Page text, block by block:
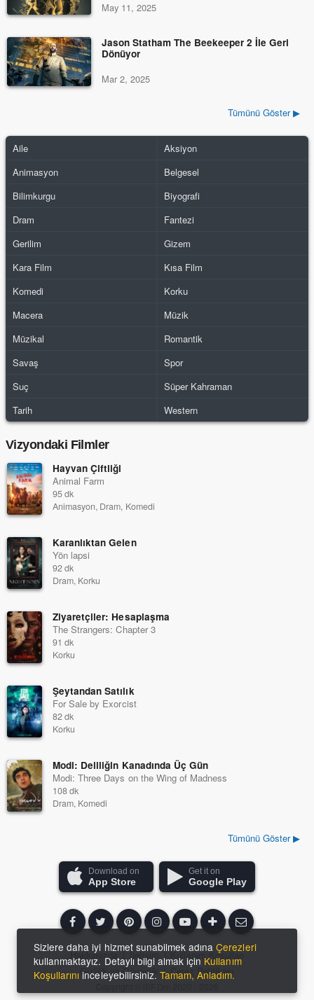
May 11, 2025
Jason Statham The Beekeeper 2 İle Geri
Dönüyor
Mar 2, 2025
Tümünü Göster ▶
Aile
Aksiyon
Animasyon
Belgesel
Bilimkurgu
Biyografi
Dram
Fantezi
Gerilim
Gizem
Kara Film
Kısa Film
Komedi
Korku
Macera
Müzik
Müzikal
Romantik
Savaş
Spor
Suç
Süper Kahraman
Tarih
Western
Vizyondaki Filmler
Hayvan Çiftliği
Animal Farm
95 dk
Animasyon, Dram, Komedi
Karanlıktan Gelen
Yön lapsi
92 dk
Dram, Korku
Ziyaretçiler: Hesaplaşma
The Strangers: Chapter 3
91 dk
Korku
Şeytandan Satılık
For Sale by Exorcist
82 dk
Korku
Modi: Deliliğin Kanadında Üç Gün
Modi: Three Days on the Wing of Madness
108 dk
Dram, Komedi
Tümünü Göster ▶
Download on
App Store
Get it on
Google Play
Hakkımızda | İletişim | Kullanım Koşulları
Gizlilik ve Güvenlik
| Çerez Politikası
Sizlere daha iyi hizmet sunabilmek adınaÇerezleri
kullanmaktayız. Detaylı bilgi almak için Kullanım
Koşullarını inceleyebilirsiniz.Tamam, Anladım.